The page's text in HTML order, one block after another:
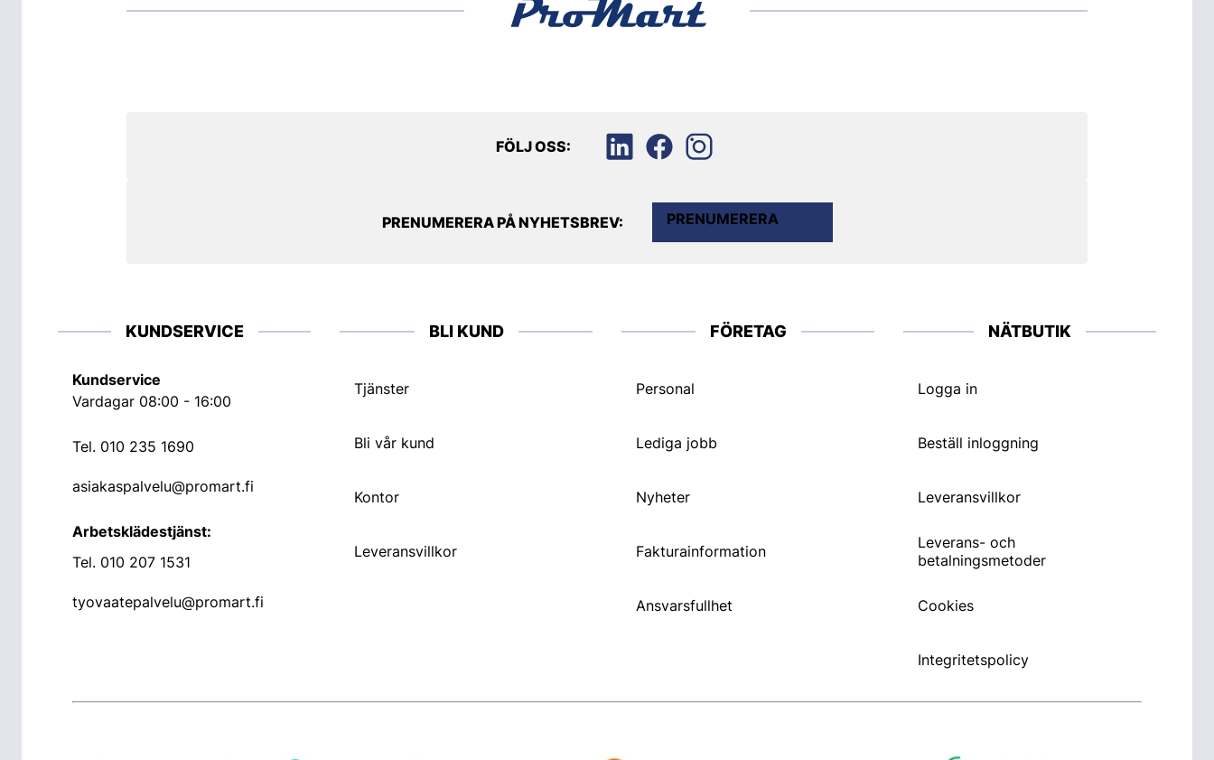
FÖLJ OSS:
PRENUMERERA PÅ NYHETSBREV: PRENUMERERA
KUNDSERVICE
Kundservice
Vardagar 08:00 - 16:00
Tel. 010 235 1690
asiakaspalvelu@promart.fi
Arbetsklädestjänst:
Tel. 010 207 1531
tyovaatepalvelu@promart.fi
BLI KUND
Tjänster
Bli vår kund
Kontor
Leveransvillkor
FÖRETAG
Personal
Lediga jobb
Nyheter
Fakturainformation
Ansvarsfullhet
NÄTBUTIK
Logga in
Beställ inloggning
Leveransvillkor
Leverans- och
betalningsmetoder
Cookies
Integritetspolicy